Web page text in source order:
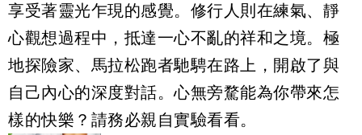
享受著靈光乍現的感覺。修行人則在練氣、靜
心觀想過程中，抵達一心不亂的祥和之境。極
地探險家、馬拉松跑者馳騁在路上，開啟了與
自己內心的深度對話。心無旁騖能為你帶來怎
樣的快樂？請務必親自實驗看看。